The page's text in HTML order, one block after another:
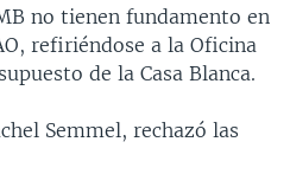
no tienen fundamento en
refiriéndose a la Oficina
de la Casa Blanca.
Semmel, rechazó las